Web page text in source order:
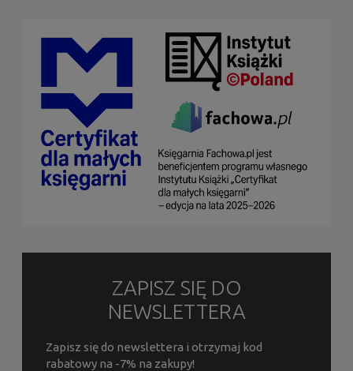
ZAPISZ SIĘ DO
NEWSLETTERA
Zapisz się do newslettera i otrzymaj kod
rabatowy na -7% na zakupy!